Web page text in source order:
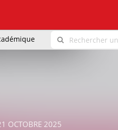
OCTOBRE 2025